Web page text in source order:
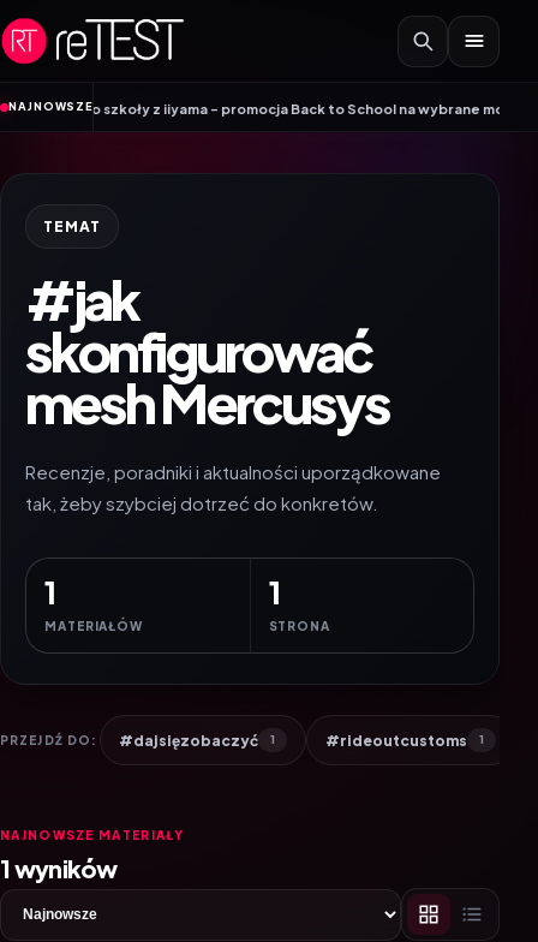
Przejdź do treści
NAJNOWSZE
do szkoły z iiyama – promocja Back to School na wybrane monitory•
TEMAT
#jak
skonfigurować
mesh Mercusys
Recenzje, poradniki i aktualności uporządkowane
tak, żeby szybciej dotrzeć do konkretów.
1
MATERIAŁÓW
1
STRONA
PRZEJDŹ DO: #dajsięzobaczyć 1 #rideoutcustoms 1
NAJNOWSZE MATERIAŁY
1 wyników